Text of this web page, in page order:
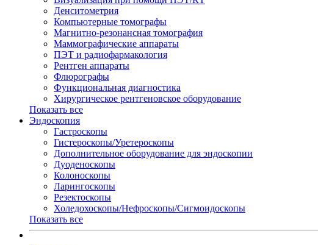
Денситометрия
Компьютерные томографы
Магнитно-резонансная томография
Маммографические аппараты
ПЭТ и радиофармакология
Рентген аппараты
Флюрографы
Функциональная диагностика
Хирургическое рентгеновское оборудование
Показать все
Эндоскопия
Гастроскопы
Гистероскопы/Уретероскопы
Дополнительное оборудование для эндоскопии
Дуоденоскопы
Колоноскопы
Ларингоскопы
Резектоскопы
Холедохоскопы/Нефроскопы/Сигмоидоскопы
Показать все